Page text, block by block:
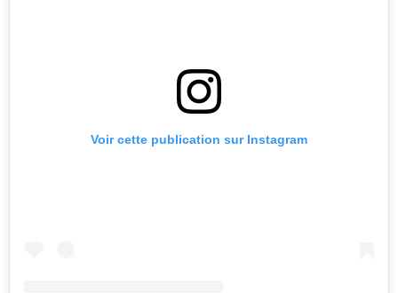
Voir cette publication sur Instagram